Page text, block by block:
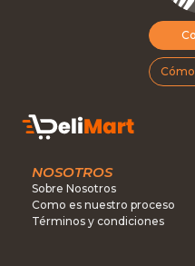
NOSOTROS
Sobre Nosotros
Como es nuestro proceso
Términos y condiciones